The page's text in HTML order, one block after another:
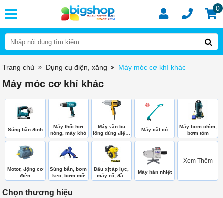
0
Trang chủ Dụng cụ điện, xăng Máy móc cơ khí khác
Máy móc cơ khí khác
Súng bắn đinh
Máy thổi hơi
nóng, máy khò
Máy vặn bu
lông dùng điện,
hơi
Máy cắt cỏ
Máy bơm chìm,
bơm tỏm
Motor, động cơ
điện
Súng bắn, bơm
keo, bơm mỡ
Đầu xịt áp lực,
máy nổ, đầu
bơm
Máy hàn nhiệt
Xem Thêm
Chọn thương hiệu